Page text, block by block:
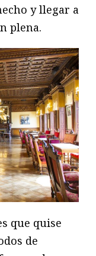
y llegar a
plena.
que quise
de